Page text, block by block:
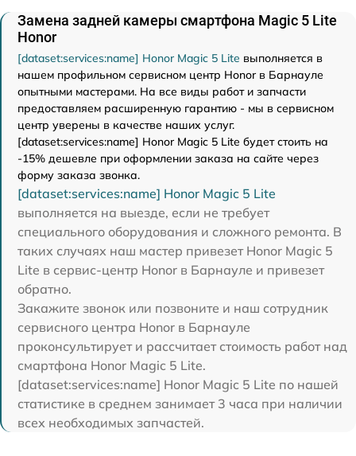
Замена задней камеры смартфона Magic 5 Lite
Honor
[dataset:services:name] Honor Magic 5 Lite выполняется в
нашем профильном сервисном центр Honor в Барнауле
опытными мастерами. На все виды работ и запчасти
предоставляем расширенную гарантию - мы в сервисном
центр уверены в качестве наших услуг.
[dataset:services:name] Honor Magic 5 Lite будет стоить на
-15% дешевле при оформлении заказа на сайте через
форму заказа звонка.
[dataset:services:name] Honor Magic 5 Lite
выполняется на выезде, если не требует
специального оборудования и сложного ремонта. В
таких случаях наш мастер привезет Honor Magic 5
Lite в сервис-центр Honor в Барнауле и привезет
обратно.
Закажите звонок или позвоните и наш сотрудник
сервисного центра Honor в Барнауле
проконсультирует и рассчитает стоимость работ над
смартфона Honor Magic 5 Lite.
[dataset:services:name] Honor Magic 5 Lite по нашей
статистике в среднем занимает 3 часа при наличии
всех необходимых запчастей.